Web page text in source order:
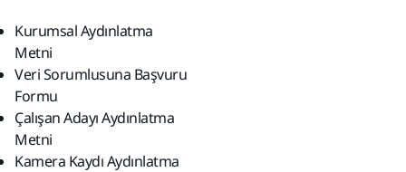
Kurumsal Aydınlatma
Metni
Veri Sorumlusuna Başvuru
Formu
Çalışan Adayı Aydınlatma
Metni
Kamera Kaydı Aydınlatma